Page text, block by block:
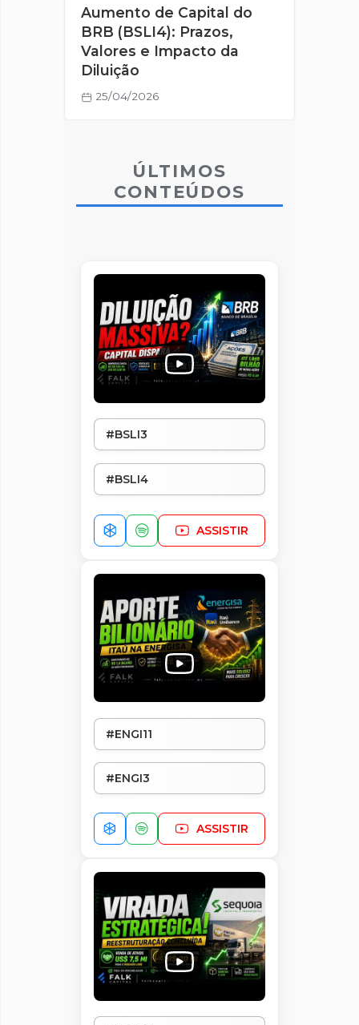
Aumento de Capital do
BRB (BSLI4): Prazos,
Valores e Impacto da
Diluição
25/04/2026
ÚLTIMOS
CONTEÚDOS
#BSLI3
#BSLI4
ASSISTIR
#ENGI11
#ENGI3
#ENGI4 ASSISTIR